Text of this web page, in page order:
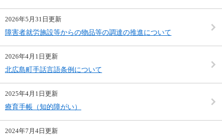
2026年5月31日更新
障害者就労施設等からの物品等の調達の推進について
2026年4月1日更新
北広島町手話言語条例について
2025年4月1日更新
療育手帳（知的障がい）
2024年7月4日更新